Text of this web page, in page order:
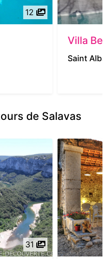
12
Villa
Saint
de Salavas
31